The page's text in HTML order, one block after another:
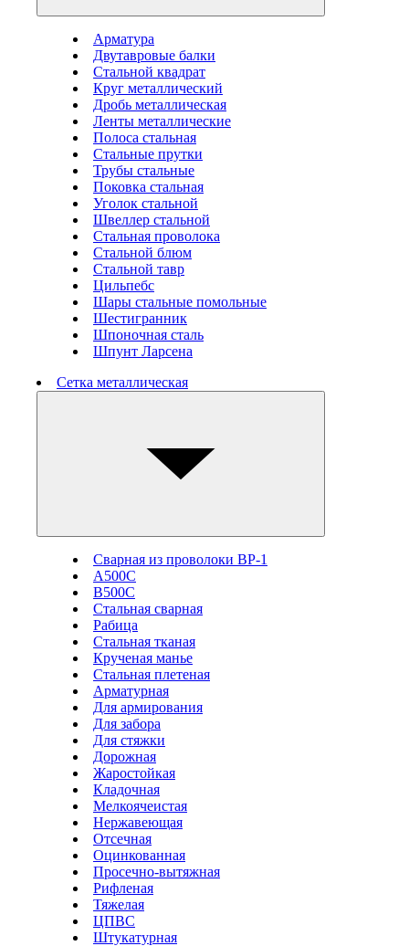
Арматура
Двутавровые балки
Стальной квадрат
Круг металлический
Дробь металлическая
Ленты металлические
Полоса стальная
Стальные прутки
Трубы стальные
Поковка стальная
Уголок стальной
Швеллер стальной
Стальная проволока
Стальной блюм
Стальной тавр
Цильпебс
Шары стальные помольные
Шестигранник
Шпоночная сталь
Шпунт Ларсена
Сетка металлическая
Сварная из проволоки ВР-1
А500С
В500С
Стальная сварная
Рабица
Стальная тканая
Крученая манье
Стальная плетеная
Арматурная
Для армирования
Для забора
Для стяжки
Дорожная
Жаростойкая
Кладочная
Мелкоячеистая
Нержавеющая
Отсечная
Оцинкованная
Просечно-вытяжная
Рифленая
Тяжелая
ЦПВС
Штукатурная